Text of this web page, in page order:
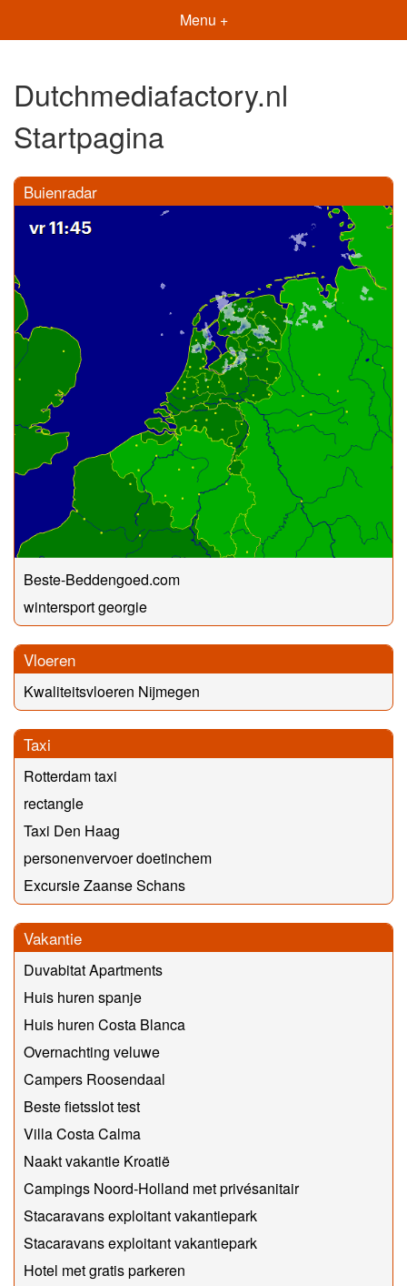
Menu +
Dutchmediafactory.nl
Startpagina
Buienradar
Beste-Beddengoed.com
wintersport georgie
Vloeren
Kwaliteitsvloeren Nijmegen
Taxi
Rotterdam taxi
rectangle
Taxi Den Haag
personenvervoer doetinchem
Excursie Zaanse Schans
Vakantie
Duvabitat Apartments
Huis huren spanje
Huis huren Costa Blanca
Overnachting veluwe
Campers Roosendaal
Beste fietsslot test
Villa Costa Calma
Naakt vakantie Kroatië
Campings Noord-Holland met privésanitair
Stacaravans exploitant vakantiepark
Stacaravans exploitant vakantiepark
Hotel met gratis parkeren